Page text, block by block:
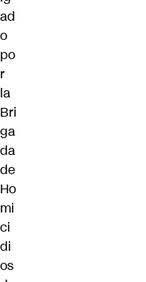
ad
o
po
r
la
Bri
ga
da
de
Ho
mi
ci
di
os